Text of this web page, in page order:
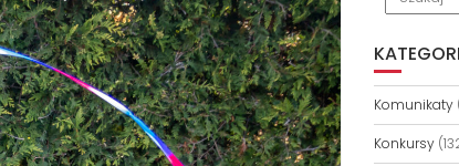
Komunikaty
Konkursy